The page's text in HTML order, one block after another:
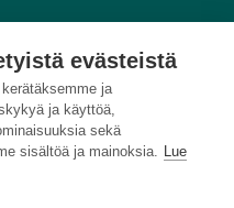
evästeistä
ja
ja käyttöä,
sekä
sisältöä ja mainoksia. Lue